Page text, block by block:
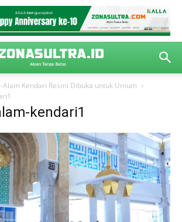
Alam Kendari Resmi Dibuka untuk Umum
kendari1